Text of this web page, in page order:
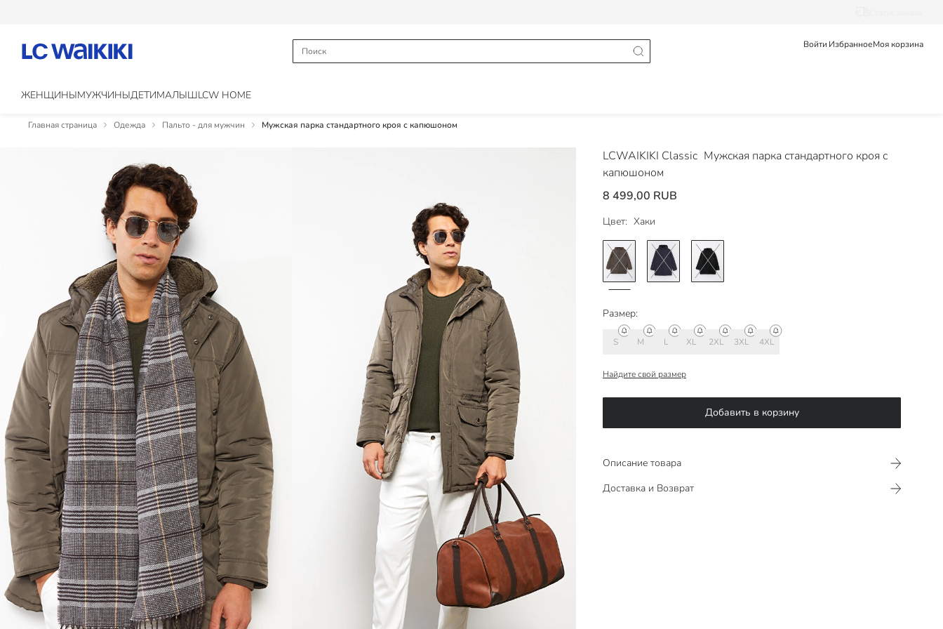
Войти ИзбранноеМоя корзина
ЖЕНЩИНЫМУЖЧИНЫДЕТИМАЛЫШLCW HOME
Главная страница Одежда Пальто - для мужчин Мужская парка стандартного кроя с капюшоном
LCWAIKIKI Classic Мужская парка стандартного кроя с
капюшоном
8 499,00 RUB
Цвет: Хаки
Размер:
S M L XL 2XL 3XL 4XL
Найдите свой размер
Добавить в корзину
Описание товара
Доставка и Возврат